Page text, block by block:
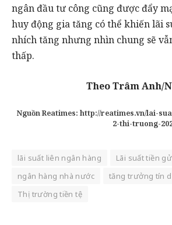
ngân đầu tư công cũng được đẩy
huy động gia tăng có thể khiến lãi
nhích tăng nhưng nhìn chung sẽ
thấp.
Theo Trâm Anh/
Nguồn Reatimes: http://reatimes.vn/lai-
2-thi-truong-
lãi suất liên ngân hàng
Lãi suất tiền
ngân hàng nhà nước
tăng trưởng tín
Thị trường tiền tệ